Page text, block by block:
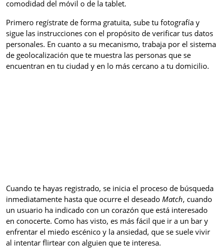
comodidad del móvil o de la tablet.
Primero regístrate de forma gratuita, sube tu fotografía y
sigue las instrucciones con el propósito de verificar tus datos
personales. En cuanto a su mecanismo, trabaja por el sistema
de geolocalización que te muestra las personas que se
encuentran en tu ciudad y en lo más cercano a tu domicilio.
Cuando te hayas registrado, se inicia el proceso de búsqueda
inmediatamente hasta que ocurre el deseado Match, cuando
un usuario ha indicado con un corazón que está interesado
en conocerte. Como has visto, es más fácil que ir a un bar y
enfrentar el miedo escénico y la ansiedad, que se suele vivir
al intentar flirtear con alguien que te interesa.